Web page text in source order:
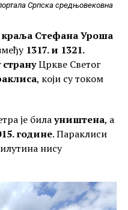
Српска средњовековна
краља Стефана Уроша
1317. и 1321.
Цркве Светог
, који су током
је билауништена, а
године. Параклиси
нису